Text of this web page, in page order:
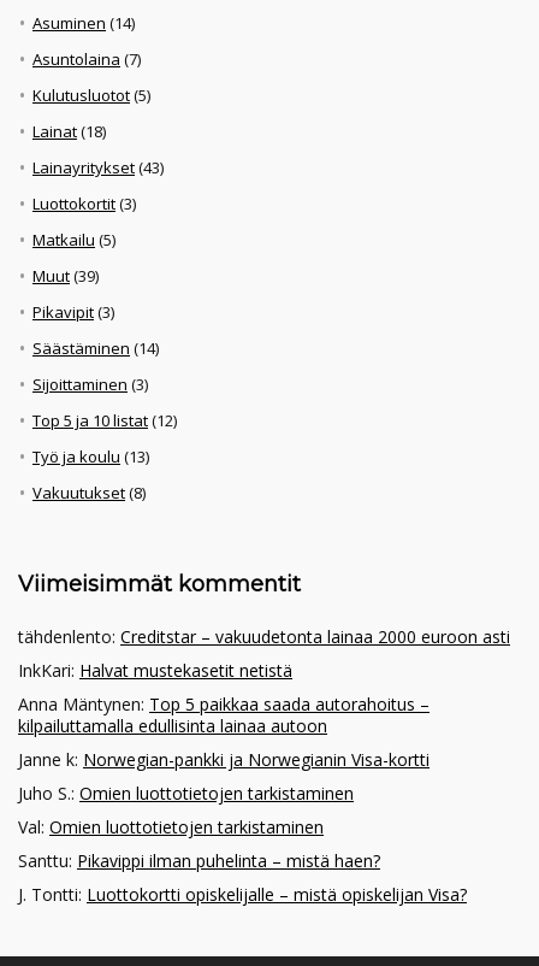
Asuminen (14)
Asuntolaina (7)
Kulutusluotot(5)
Lainat(18)
Lainayritykset(43)
Luottokortit(3)
Matkailu (5)
Muut(39)
Pikavipit(3)
Säästäminen (14)
Sijoittaminen (3)
Top 5 ja 10 listat(12)
Työ ja koulu (13)
Vakuutukset(8)
Viimeisimmät kommentit
tähdenlento: Creditstar – vakuudetonta lainaa 2000 euroon asti
InkKari: Halvat mustekasetit netistä
Anna Mäntynen: Top 5 paikkaa saada autorahoitus –
kilpailuttamalla edullisinta lainaa autoon
Janne k: Norwegian-pankki ja Norwegianin Visa-kortti
Juho S.: Omien luottotietojen tarkistaminen
Val: Omien luottotietojen tarkistaminen
Santtu: Pikavippi ilman puhelinta – mistä haen?
J. Tontti: Luottokortti opiskelijalle – mistä opiskelijan Visa?